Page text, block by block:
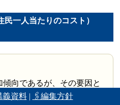
義資料| 🖇編集方針
民一人当たりのコスト）
向であるが、その要因と
加しており、今後も増加